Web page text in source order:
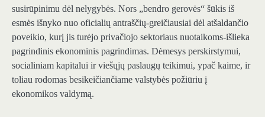
susirūpinimu dėl nelygybės. Nors „bendro gerovės“ šūkis iš
esmės išnyko nuo oficialių antraščių-greičiausiai dėl atšaldančio
poveikio, kurį jis turėjo privačiojo sektoriaus nuotaikoms-išlieka
pagrindinis ekonominis pagrindimas. Dėmesys perskirstymui,
socialiniam kapitalui ir viešųjų paslaugų teikimui, ypač kaime, ir
toliau rodomas besikeičiančiame valstybės požiūriu į
ekonomikos valdymą.